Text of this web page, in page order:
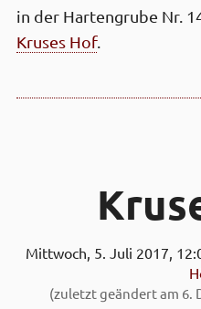
in der Hartengrube Nr.
Kruses Hof.
Mittwoch, 5. Juli 2017,
(zuletzt geändert am 6.